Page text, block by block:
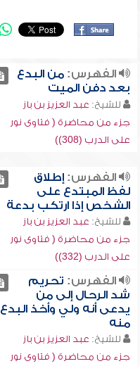
الفهرس:من البدع
بعد دفن الميت
للشيخ: عبد العزيز بن باز
جزء من محاضرة ( فتاوى نور
على الدرب (308))
الفهرس:إطلاق
لفظ المبتدع على
الشخص إذا ارتكب بدعة
للشيخ: عبد العزيز بن باز
جزء من محاضرة ( فتاوى نور
على الدرب (332))
الفهرس: تحريم
شد الرحال إلى من
يدعى أنه ولي وأخذ البدع
منه
للشيخ: عبد العزيز بن باز
جزء من محاضرة ( فتاوى نور